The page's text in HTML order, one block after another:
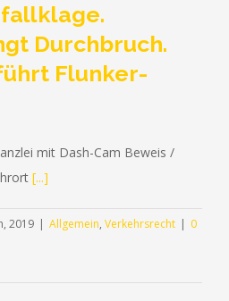
Durchbruch.
Flunker-
mit Dash-Cam Beweis /
[...]
2019 | Allgemein, Verkehrsrecht | 0